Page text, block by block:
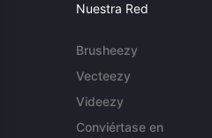
Nuestra Red
Brusheezy
Vecteezy
Videezy
Conviértase en